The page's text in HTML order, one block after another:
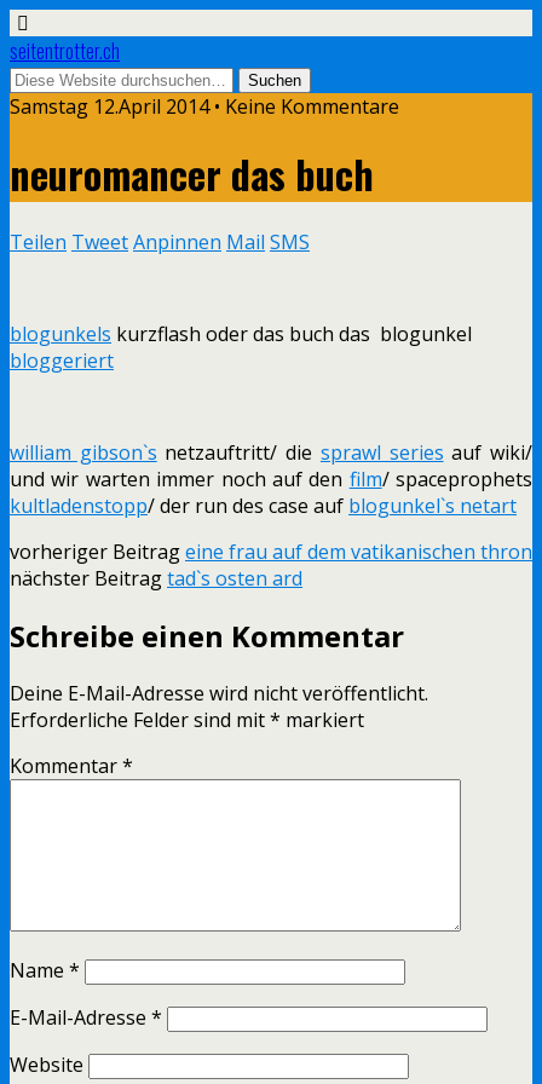
seitentrotter.ch
Samstag 12.April 2014 • Keine Kommentare
neuromancer das buch
Teilen TweetAnpinnen Mail SMS
blogunkels kurzflash oder das buch das blogunkel
bloggeriert
william gibson`s netzauftritt/ die sprawl series auf wiki/
und wir warten immer noch auf den film/ spaceprophets
kultladenstopp/ der run des case auf blogunkel`s netart
vorheriger Beitrageine frau auf dem vatikanischen thron
nächster Beitragtad`s osten ard
Schreibe einen Kommentar
Deine E-Mail-Adresse wird nicht veröffentlicht.
Erforderliche Felder sind mit* markiert
Kommentar*
Name *
E-Mail-Adresse *
Website